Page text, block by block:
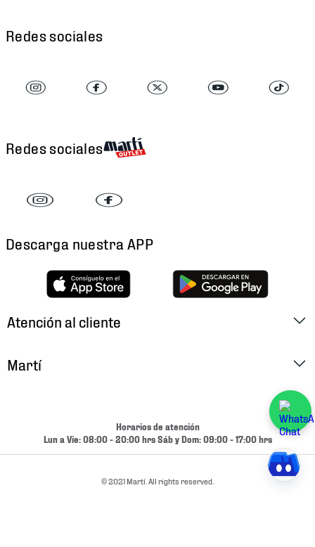
Redes sociales
Redes sociales
Descarga nuestra APP
Atención al cliente
Cambios y Devoluciones
Martí
Términos y Condiciones
Horarios de atención
Lun a Vie: 08:00 - 20:00 hrs Sáb y Dom: 09:00 - 17:00 hrs
© 2021 Martí. All rights reserved.